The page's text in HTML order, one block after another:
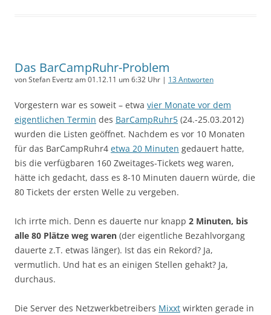
Das BarCampRuhr-Problem
von Stefan Evertz am 01.12.11 um 6:32 Uhr | 13 Antworten
Vorgestern war es soweit – etwa vier Monate vor dem
eigentlichen Termin des BarCampRuhr5 (24.-25.03.2012)
wurden die Listen geöffnet. Nachdem es vor 10 Monaten
für das BarCampRuhr4 etwa 20 Minuten gedauert hatte,
bis die verfügbaren 160 Zweitages-Tickets weg waren,
hätte ich gedacht, dass es 8-10 Minuten dauern würde, die
80 Tickets der ersten Welle zu vergeben.
Ich irrte mich. Denn es dauerte nur knapp 2 Minuten, bis
alle 80 Plätze weg waren (der eigentliche Bezahlvorgang
dauerte z.T. etwas länger). Ist das ein Rekord? Ja,
vermutlich. Und hat es an einigen Stellen gehakt? Ja,
durchaus.
Die Server des Netzwerkbetreibers Mixxt wirkten gerade in